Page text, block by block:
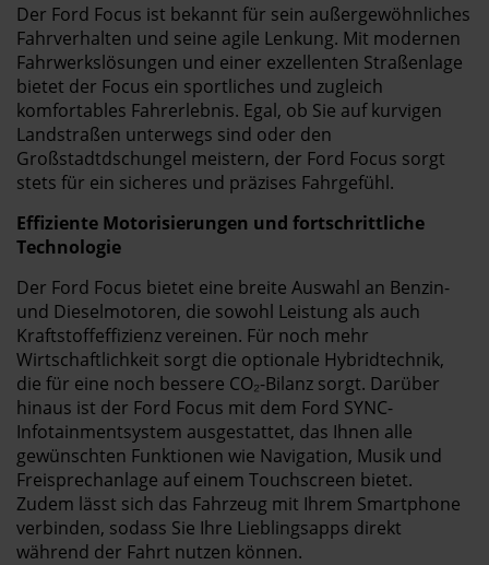
Der Ford Focus ist bekannt für sein außergewöhnliches
Fahrverhalten und seine agile Lenkung. Mit modernen
Fahrwerkslösungen und einer exzellenten Straßenlage
bietet der Focus ein sportliches und zugleich
komfortables Fahrerlebnis. Egal, ob Sie auf kurvigen
Landstraßen unterwegs sind oder den
Großstadtdschungel meistern, der Ford Focus sorgt
stets für ein sicheres und präzises Fahrgefühl.
Effiziente Motorisierungen und fortschrittliche
Technologie
Der Ford Focus bietet eine breite Auswahl an Benzin-
und Dieselmotoren, die sowohl Leistung als auch
Kraftstoffeffizienz vereinen. Für noch mehr
Wirtschaftlichkeit sorgt die optionale Hybridtechnik,
die für eine noch bessere CO₂-Bilanz sorgt. Darüber
hinaus ist der Ford Focus mit dem Ford SYNC-
Infotainmentsystem ausgestattet, das Ihnen alle
gewünschten Funktionen wie Navigation, Musik und
Freisprechanlage auf einem Touchscreen bietet.
Zudem lässt sich das Fahrzeug mit Ihrem Smartphone
verbinden, sodass Sie Ihre Lieblingsapps direkt
während der Fahrt nutzen können.